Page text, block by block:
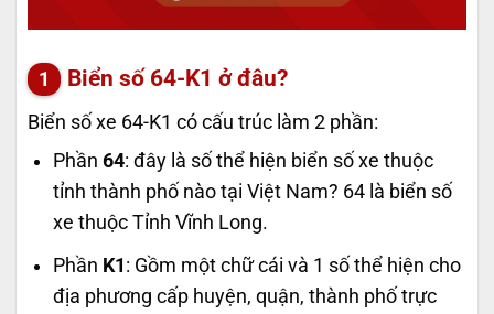
Biển số 64-K1 ở đâu?
Biển số xe 64-K1 có cấu trúc làm 2 phần:
Phần 64: đây là số thể hiện biển số xe thuộc
tỉnh thành phố nào tại Việt Nam? 64 là biển số
xe thuộc Tỉnh Vĩnh Long.
Phần K1 : Gồm một chữ cái và 1 số thể hiện cho
địa phương cấp huyện, quận, thành phố trực